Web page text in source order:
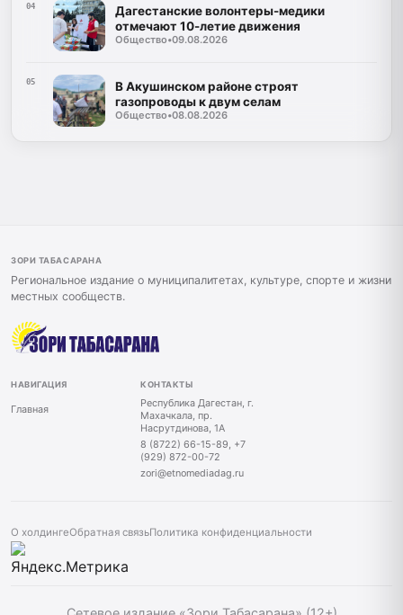
04
Дагестанские волонтеры-медики
отмечают 10-летие движения
Общество•09.08.2026
05
В Акушинском районе строят
газопроводы к двум селам
Общество•08.08.2026
ЗОРИ ТАБАСАРАНА
Региональное издание о муниципалитетах, культуре, спорте и жизни
местных сообществ.
НАВИГАЦИЯ
Главная
КОНТАКТЫ
Республика Дагестан, г.
Махачкала, пр.
Насрутдинова, 1А
8 (8722) 66-15-89, +7
(929) 872-00-72
zori@etnomediadag.ru
О холдингеОбратная связьПолитика конфиденциальности